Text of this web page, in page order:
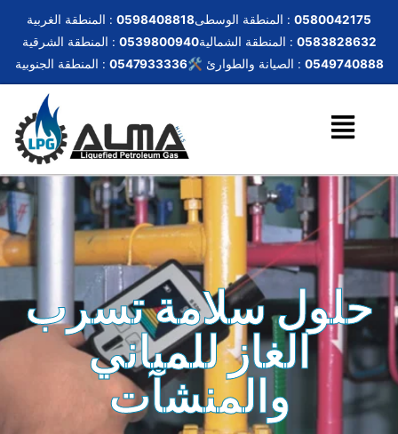
المنطقة الغربية : 0598408818 المنطقة الوسطى : 0580042175
المنطقة الشرقية : 0539800940 المنطقة الشمالية : 0583828632
المنطقة الجنوبية : 0547933336 🛠️ الصيانة والطوارئ : 0549740888
حلول سلامة تسرب
الغاز للمباني
والمنشآت